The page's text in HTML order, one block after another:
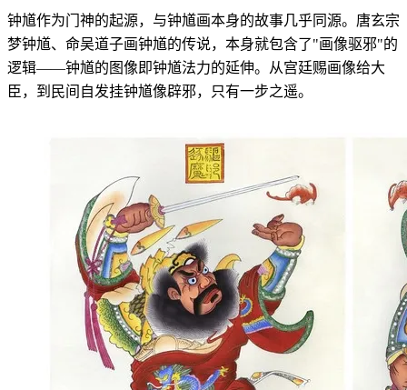
钟馗作为门神的起源，与钟馗画本身的故事几乎同源。唐玄宗
梦钟馗、命吴道子画钟馗的传说，本身就包含了"画像驱邪"的
逻辑——钟馗的图像即钟馗法力的延伸。从宫廷赐画像给大
臣，到民间自发挂钟馗像辟邪，只有一步之遥。